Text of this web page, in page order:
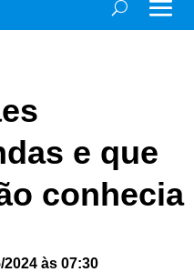
e que
conhecia
2024 às 07:30